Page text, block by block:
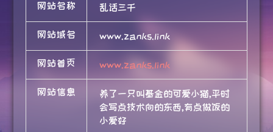
网站名称 乱话三千
网站域名 www.zanks.link
网站首页 www.zanks.link
网站信息
养了一只叫基金的可爱小猫,平时
会写点技术向的东西,有点做饭的
小爱好